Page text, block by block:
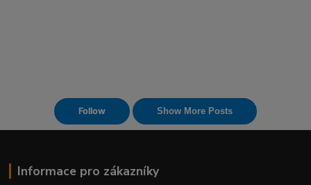
Informace pro zákazníky